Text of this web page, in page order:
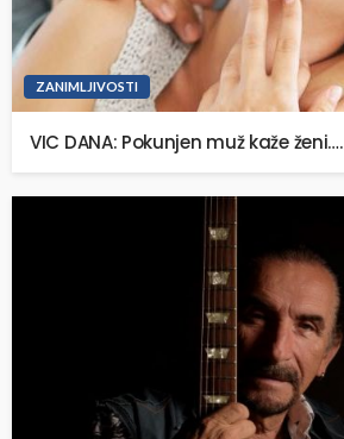
ZANIMLJIVOSTI
VIC DANA: Pokunjen muž kaže ženi….